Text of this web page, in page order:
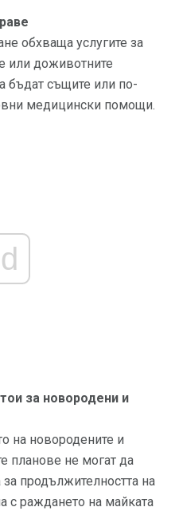
обхваща услугите за
или доживотните
бъдат същите или по-
медицински помощи.
за новородени и
на новородените и
планове не могат да
продължителността на
с раждането на майката